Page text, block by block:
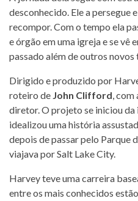
desconhecido. Ele a persegue
recompor. Com o tempo ela
e órgão em uma igreja e se vê
passado além de outros novos
Dirigido e produzido por
roteiro de John Clifford, com
diretor. O projeto se iniciou
idealizou uma história
depois de passar pelo Parque
viajava por Salt Lake City.
Harvey teve uma carreira
entre os mais conhecidos estão